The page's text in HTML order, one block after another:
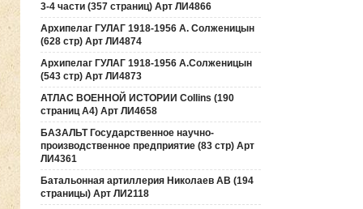
3-4 части (357 страниц) Арт ЛИ4866
Архипелаг ГУЛАГ 1918-1956 А. Солженицын
(628 стр) Арт ЛИ4874
Архипелаг ГУЛАГ 1918-1956 А.Солженицын
(543 стр) Арт ЛИ4873
АТЛАС ВОЕННОЙ ИСТОРИИ Collins (190
страниц А4) Арт ЛИ4658
БАЗАЛЬТ Государственное научно-
производственное предприятие (83 стр) Арт
ЛИ4361
Батальонная артиллерия Николаев АВ (194
страницы) Арт ЛИ2118